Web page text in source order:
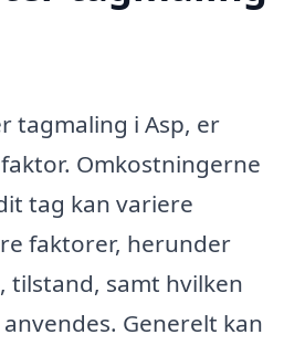
tagmaling i Asp, er
Omkostningerne
tag kan variere
faktorer, herunder
tilstand, samt hvilken
Generelt kan